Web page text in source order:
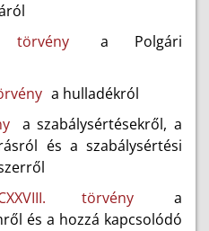
a Polgári
a hulladékról
a szabálysértésekről, a
és a szabálysértési
törvény
a
és a hozzá kapcsolódó